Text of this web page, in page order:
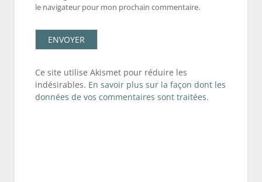
le navigateur pour mon prochain commentaire.
Ce site utilise Akismet pour réduire les
indésirables. En savoir plus sur la façon dont les
données de vos commentaires sont traitées.